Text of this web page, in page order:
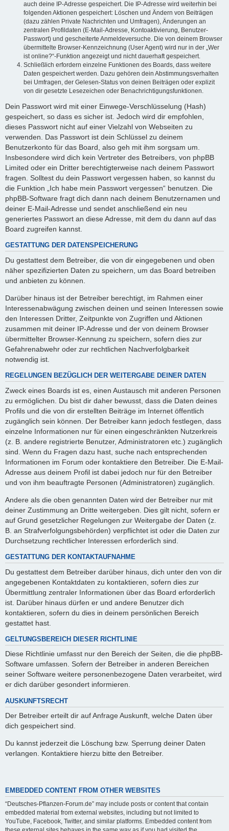
auch deine IP-Adresse gespeichert. Die IP-Adresse wird weiterhin bei
folgenden Aktionen gespeichert: Löschen und Ändern von Beiträgen
(dazu zählen Private Nachrichten und Umfragen), Änderungen an
zentralen Profildaten (E-Mail-Adresse, Kontoaktivierung, Benutzer-
Passwort) und gescheiterte Anmeldeversuche. Die von deinem Browser
übermittelte Browser-Kennzeichnung (User Agent) wird nur in der „Wer
ist online?“-Funktion angezeigt und nicht dauerhaft gespeichert.
Schließlich erfordern einzelne Funktionen des Boards, dass weitere
Daten gespeichert werden. Dazu gehören dein Abstimmungsverhalten
bei Umfragen, der Gelesen-Status von deinen Beiträgen oder explizit
von dir gesetzte Lesezeichen oder Benachrichtigungsfunktionen.
Dein Passwort wird mit einer Einwege-Verschlüsselung (Hash)
gespeichert, so dass es sicher ist. Jedoch wird dir empfohlen,
dieses Passwort nicht auf einer Vielzahl von Webseiten zu
verwenden. Das Passwort ist dein Schlüssel zu deinem
Benutzerkonto für das Board, also geh mit ihm sorgsam um.
Insbesondere wird dich kein Vertreter des Betreibers, von phpBB
Limited oder ein Dritter berechtigterweise nach deinem Passwort
fragen. Solltest du dein Passwort vergessen haben, so kannst du
die Funktion „Ich habe mein Passwort vergessen“ benutzen. Die
phpBB-Software fragt dich dann nach deinem Benutzernamen und
deiner E-Mail-Adresse und sendet anschließend ein neu
generiertes Passwort an diese Adresse, mit dem du dann auf das
Board zugreifen kannst.
GESTATTUNG DER DATENSPEICHERUNG
Du gestattest dem Betreiber, die von dir eingegebenen und oben
näher spezifizierten Daten zu speichern, um das Board betreiben
und anbieten zu können.
Darüber hinaus ist der Betreiber berechtigt, im Rahmen einer
Interessenabwägung zwischen deinen und seinen Interessen sowie
den Interessen Dritter, Zeitpunkte von Zugriffen und Aktionen
zusammen mit deiner IP-Adresse und der von deinem Browser
übermittelter Browser-Kennung zu speichern, sofern dies zur
Gefahrenabwehr oder zur rechtlichen Nachverfolgbarkeit
notwendig ist.
REGELUNGEN BEZÜGLICH DER WEITERGABE DEINER DATEN
Zweck eines Boards ist es, einen Austausch mit anderen Personen
zu ermöglichen. Du bist dir daher bewusst, dass die Daten deines
Profils und die von dir erstellten Beiträge im Internet öffentlich
zugänglich sein können. Der Betreiber kann jedoch festlegen, dass
einzelne Informationen nur für einen eingeschränkten Nutzerkreis
(z. B. andere registrierte Benutzer, Administratoren etc.) zugänglich
sind. Wenn du Fragen dazu hast, suche nach entsprechenden
Informationen im Forum oder kontaktiere den Betreiber. Die E-Mail-
Adresse aus deinem Profil ist dabei jedoch nur für den Betreiber
und von ihm beauftragte Personen (Administratoren) zugänglich.
Andere als die oben genannten Daten wird der Betreiber nur mit
deiner Zustimmung an Dritte weitergeben. Dies gilt nicht, sofern er
auf Grund gesetzlicher Regelungen zur Weitergabe der Daten (z.
B. an Strafverfolgungsbehörden) verpflichtet ist oder die Daten zur
Durchsetzung rechtlicher Interessen erforderlich sind.
GESTATTUNG DER KONTAKTAUFNAHME
Du gestattest dem Betreiber darüber hinaus, dich unter den von dir
angegebenen Kontaktdaten zu kontaktieren, sofern dies zur
Übermittlung zentraler Informationen über das Board erforderlich
ist. Darüber hinaus dürfen er und andere Benutzer dich
kontaktieren, sofern du dies in deinem persönlichen Bereich
gestattet hast.
GELTUNGSBEREICH DIESER RICHTLINIE
Diese Richtlinie umfasst nur den Bereich der Seiten, die die phpBB-
Software umfassen. Sofern der Betreiber in anderen Bereichen
seiner Software weitere personenbezogene Daten verarbeitet, wird
er dich darüber gesondert informieren.
AUSKUNFTSRECHT
Der Betreiber erteilt dir auf Anfrage Auskunft, welche Daten über
dich gespeichert sind.
Du kannst jederzeit die Löschung bzw. Sperrung deiner Daten
verlangen. Kontaktiere hierzu bitte den Betreiber.
EMBEDDED CONTENT FROM OTHER WEBSITES
“Deutsches-Pflanzen-Forum.de” may include posts or content that contain
embedded material from external websites, including but not limited to
YouTube, Facebook, Twitter, and similar platforms. Embedded content from